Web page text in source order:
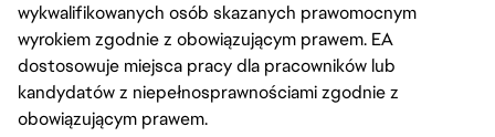
wykwalifikowanych osób skazanych prawomocnym
wyrokiem zgodnie z obowiązującym prawem. EA
dostosowuje miejsca pracy dla pracowników lub
kandydatów z niepełnosprawnościami zgodnie z
obowiązującym prawem.